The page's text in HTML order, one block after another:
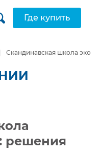
Где купить
Скандинавская школа
решения